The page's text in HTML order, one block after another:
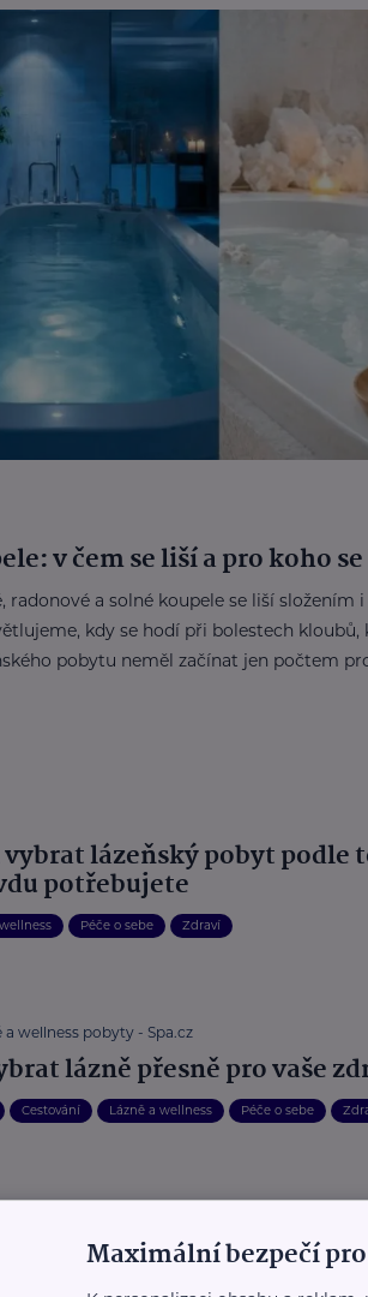
v čem se liší a pro koho
radonové a solné koupele se liší složením
kdy se hodí při bolestech kloubů,
pobytu neměl začínat jen počtem
vybrat lázeňský pobyt podle
potřebujete
Péče o sebe Zdraví
a wellness pobyty - Spa.cz
lázně přesně pro vaše
Cestování Lázně a wellness Péče o sebe
o sebe starat po návratu z
Maximální bezpečí